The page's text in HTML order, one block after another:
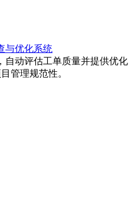
与优化系统
自动评估工单质量并提供优化
管理规范性。